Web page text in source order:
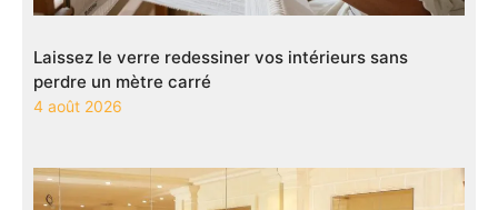
Laissez le verre redessiner vos intérieurs sans
perdre un mètre carré
4 août 2026